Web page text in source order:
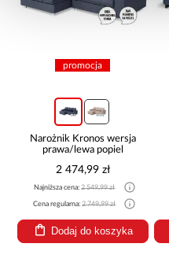
promocja
Narożnik Kronos wersja
prawa/lewa popiel
2 474,99 zł
Najniższa cena:2 549,99 zł
Cena regularna:2 749,99 zł
Dodaj do koszyka